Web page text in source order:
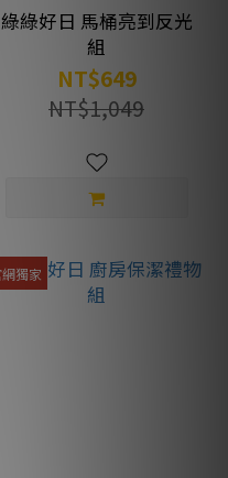
綠綠好日 馬桶亮到反光
組
NT$649
NT$1,049
獨家